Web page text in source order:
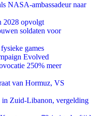
NASA-ambassadeur naar
2028 opvolgt
soldaten voor
games
Evolved
250% meer
van Hormuz, VS
in Zuid-Libanon, vergelding